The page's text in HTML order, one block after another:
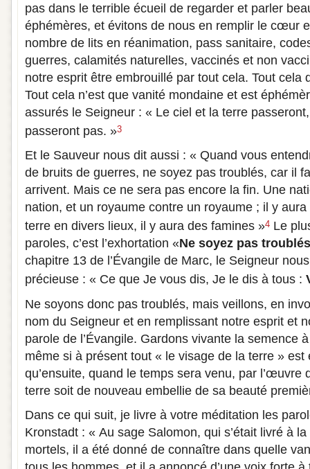
pas dans le terrible écueil de regarder et parler
éphémères, et évitons de nous en remplir le cœur
nombre de lits en réanimation, pass sanitaire,
guerres, calamités naturelles, vaccinés et non
notre esprit être embrouillé par tout cela. Tout cela
Tout cela n’est que vanité mondaine et est
assurés le Seigneur : « Le ciel et la terre
passeront pas. »3
Et le Sauveur nous dit aussi : « Quand vous
de bruits de guerres, ne soyez pas troublés, car il
arrivent. Mais ce ne sera pas encore la fin. Une
nation, et un royaume contre un royaume ; il y
terre en divers lieux, il y aura des famines »4 Le
paroles, c’est l’exhortation «Ne soyez pas
chapitre 13 de l’Évangile de Marc, le Seigneur
précieuse : « Ce que Je vous dis, Je le dis à tous :
Ne soyons donc pas troublés, mais veillons, en
nom du Seigneur et en remplissant notre esprit et
parole de l’Évangile. Gardons vivante la semence
même si à présent tout « le visage de la terre » est
qu’ensuite, quand le temps sera venu, par l’œuvre
terre soit de nouveau embellie de sa beauté
Dans ce qui suit, je livre à votre méditation les
Kronstadt : « Au sage Salomon, qui s’était livré à
mortels, il a été donné de connaître dans quelle